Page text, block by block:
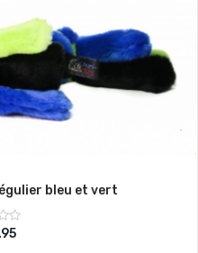
bleu et vert